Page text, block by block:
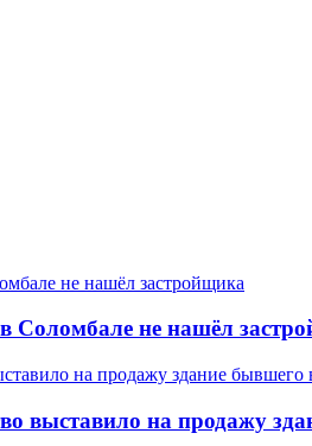
Соломбале не нашёл
выставило на продажу